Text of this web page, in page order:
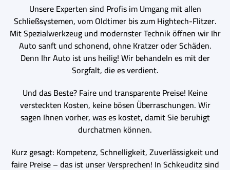
Unsere Experten sind Profis im Umgang mit allen
Schließsystemen, vom Oldtimer bis zum Hightech-Flitzer.
Mit Spezialwerkzeug und modernster Technik öffnen wir Ihr
Auto sanft und schonend, ohne Kratzer oder Schäden.
Denn Ihr Auto ist uns heilig! Wir behandeln es mit der
Sorgfalt, die es verdient.
Und das Beste? Faire und transparente Preise! Keine
versteckten Kosten, keine bösen Überraschungen. Wir
sagen Ihnen vorher, was es kostet, damit Sie beruhigt
durchatmen können.
Kurz gesagt: Kompetenz, Schnelligkeit, Zuverlässigkeit und
faire Preise – das ist unser Versprechen! In Schkeuditz sind